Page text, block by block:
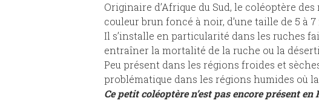
Originaire d’Afrique du Sud, le coléoptère
couleur brun foncé à noir, d’une taille de 5 à
Il s’installe en particularité dans les ruches
entraîner la mortalité de la ruche ou la
Peu présent dans les régions froides et
problématique dans les régions humides où
Ce petit coléoptère n’est pas encore présent en